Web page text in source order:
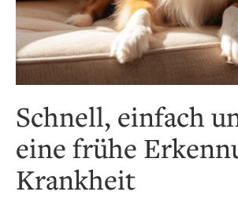
Schnell, einfach
eine frühe
Krankheit